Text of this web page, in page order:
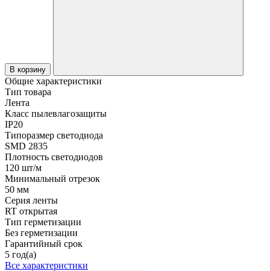
В корзину
Общие характеристики
Тип товара
Лента
Класс пылевлагозащиты
IP20
Типоразмер светодиода
SMD 2835
Плотность светодиодов
120 шт/м
Минимальный отрезок
50 мм
Серия ленты
RT открытая
Тип герметизации
Без герметизации
Гарантийный срок
5 год(а)
Все характеристики